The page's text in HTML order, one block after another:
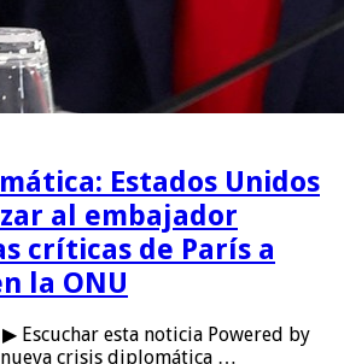
Estados Unidos
al embajador
críticas de París a
la ONU
▶ Escuchar esta noticia Powered by
nueva crisis diplomática …